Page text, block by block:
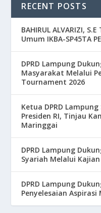
RECENT POSTS
BAHIRUL ALVARIZI,
Umum IKBA-SP45TA
DPRD Lampung
Masyarakat Melalui
Tournament 2026
Ketua DPRD
Presiden RI, Tinjau
Maringgai
DPRD Lampung
Syariah Melalui Kajian
DPRD Lampung
Penyelesaian